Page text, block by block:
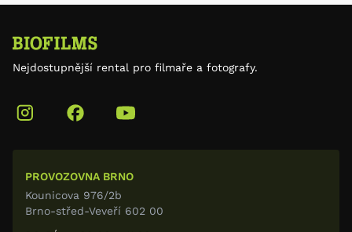
Nejdostupnější rental pro filmaře a fotografy.
PROVOZOVNA BRNO
Kounicova 976/2b
Brno-střed-Veveří 602 00